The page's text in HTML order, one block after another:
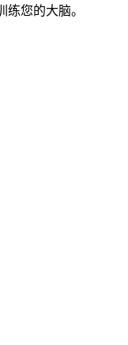
您的大脑。